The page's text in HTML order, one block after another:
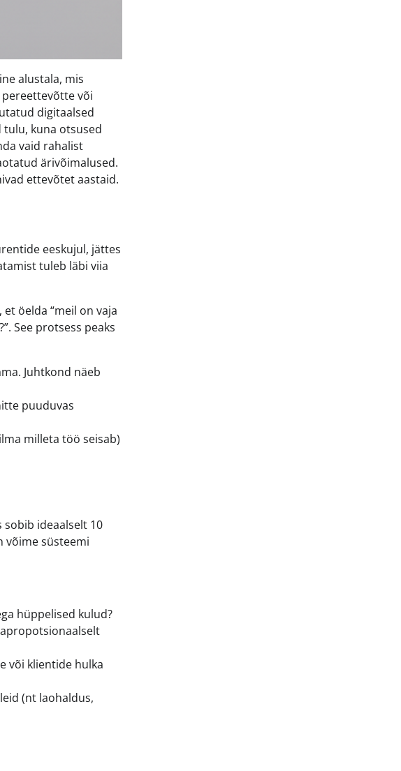
alustala, mis
või
digitaalsed
kuna otsused
vaid rahalist
ärivõimalused.
ettevõtet aastaid.
eeskujul, jättes
tuleb läbi viia
öelda “meil on vaja
See protsess peaks
Juhtkond näeb
puuduvas
milleta töö seisab)
sobib ideaalselt 10
võime süsteemi
hüppelised kulud?
või klientide hulka
(nt laohaldus,